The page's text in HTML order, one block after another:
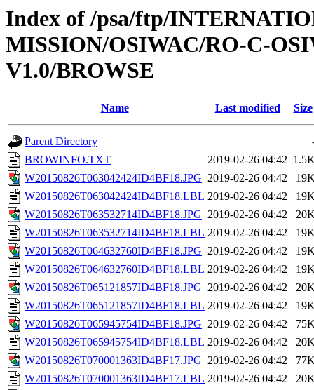
Index of /psa/ftp/
MISSION/OSIWAC/RO-C-
V1.0/BROWSE
Name Last modified Size
Parent Directory
BROWINFO.TXT
2019-02-26 04:42
W20150826T063042424ID4BF18.JPG 2019-02-26 04:42
W20150826T063042424ID4BF18.LBL 2019-02-26 04:42
W20150826T063532714ID4BF18.JPG 2019-02-26 04:42
W20150826T063532714ID4BF18.LBL 2019-02-26 04:42
W20150826T064632760ID4BF18.JPG 2019-02-26 04:42
W20150826T064632760ID4BF18.LBL 2019-02-26 04:42
W20150826T065121857ID4BF18.JPG 2019-02-26 04:42
W20150826T065121857ID4BF18.LBL 2019-02-26 04:42
W20150826T065945754ID4BF18.JPG 2019-02-26 04:42
W20150826T065945754ID4BF18.LBL 2019-02-26 04:42
W20150826T070001363ID4BF17.JPG 2019-02-26 04:42
W20150826T070001363ID4BF17.LBL 2019-02-26 04:42